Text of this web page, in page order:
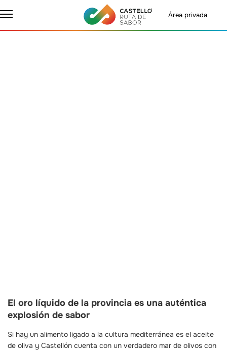
Área privada
El oro líquido de la provincia es una auténtica
explosión de sabor
Si hay un alimento ligado a la cultura mediterránea es el aceite
de oliva y Castellón cuenta con un verdadero mar de olivos con